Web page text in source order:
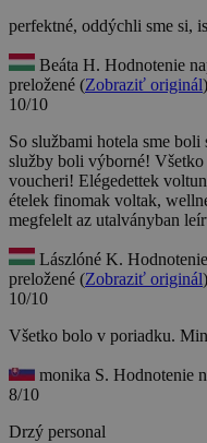
perfektné, oddýchli sme si,
Beáta H. Hodnotenie
preložené (Zobraziť originál)
10/10
So službami hotela sme
služby boli výborné!
voucheri! Elégedettek
ételek finomak voltak,
megfelelt az utalványban
Lászlóné K.
preložené (Zobraziť originál)
10/10
Všetko bolo v poriadku.
monika S. Hodnotenie
8/10
Drzý personal